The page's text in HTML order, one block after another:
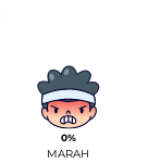
0%
MARAH